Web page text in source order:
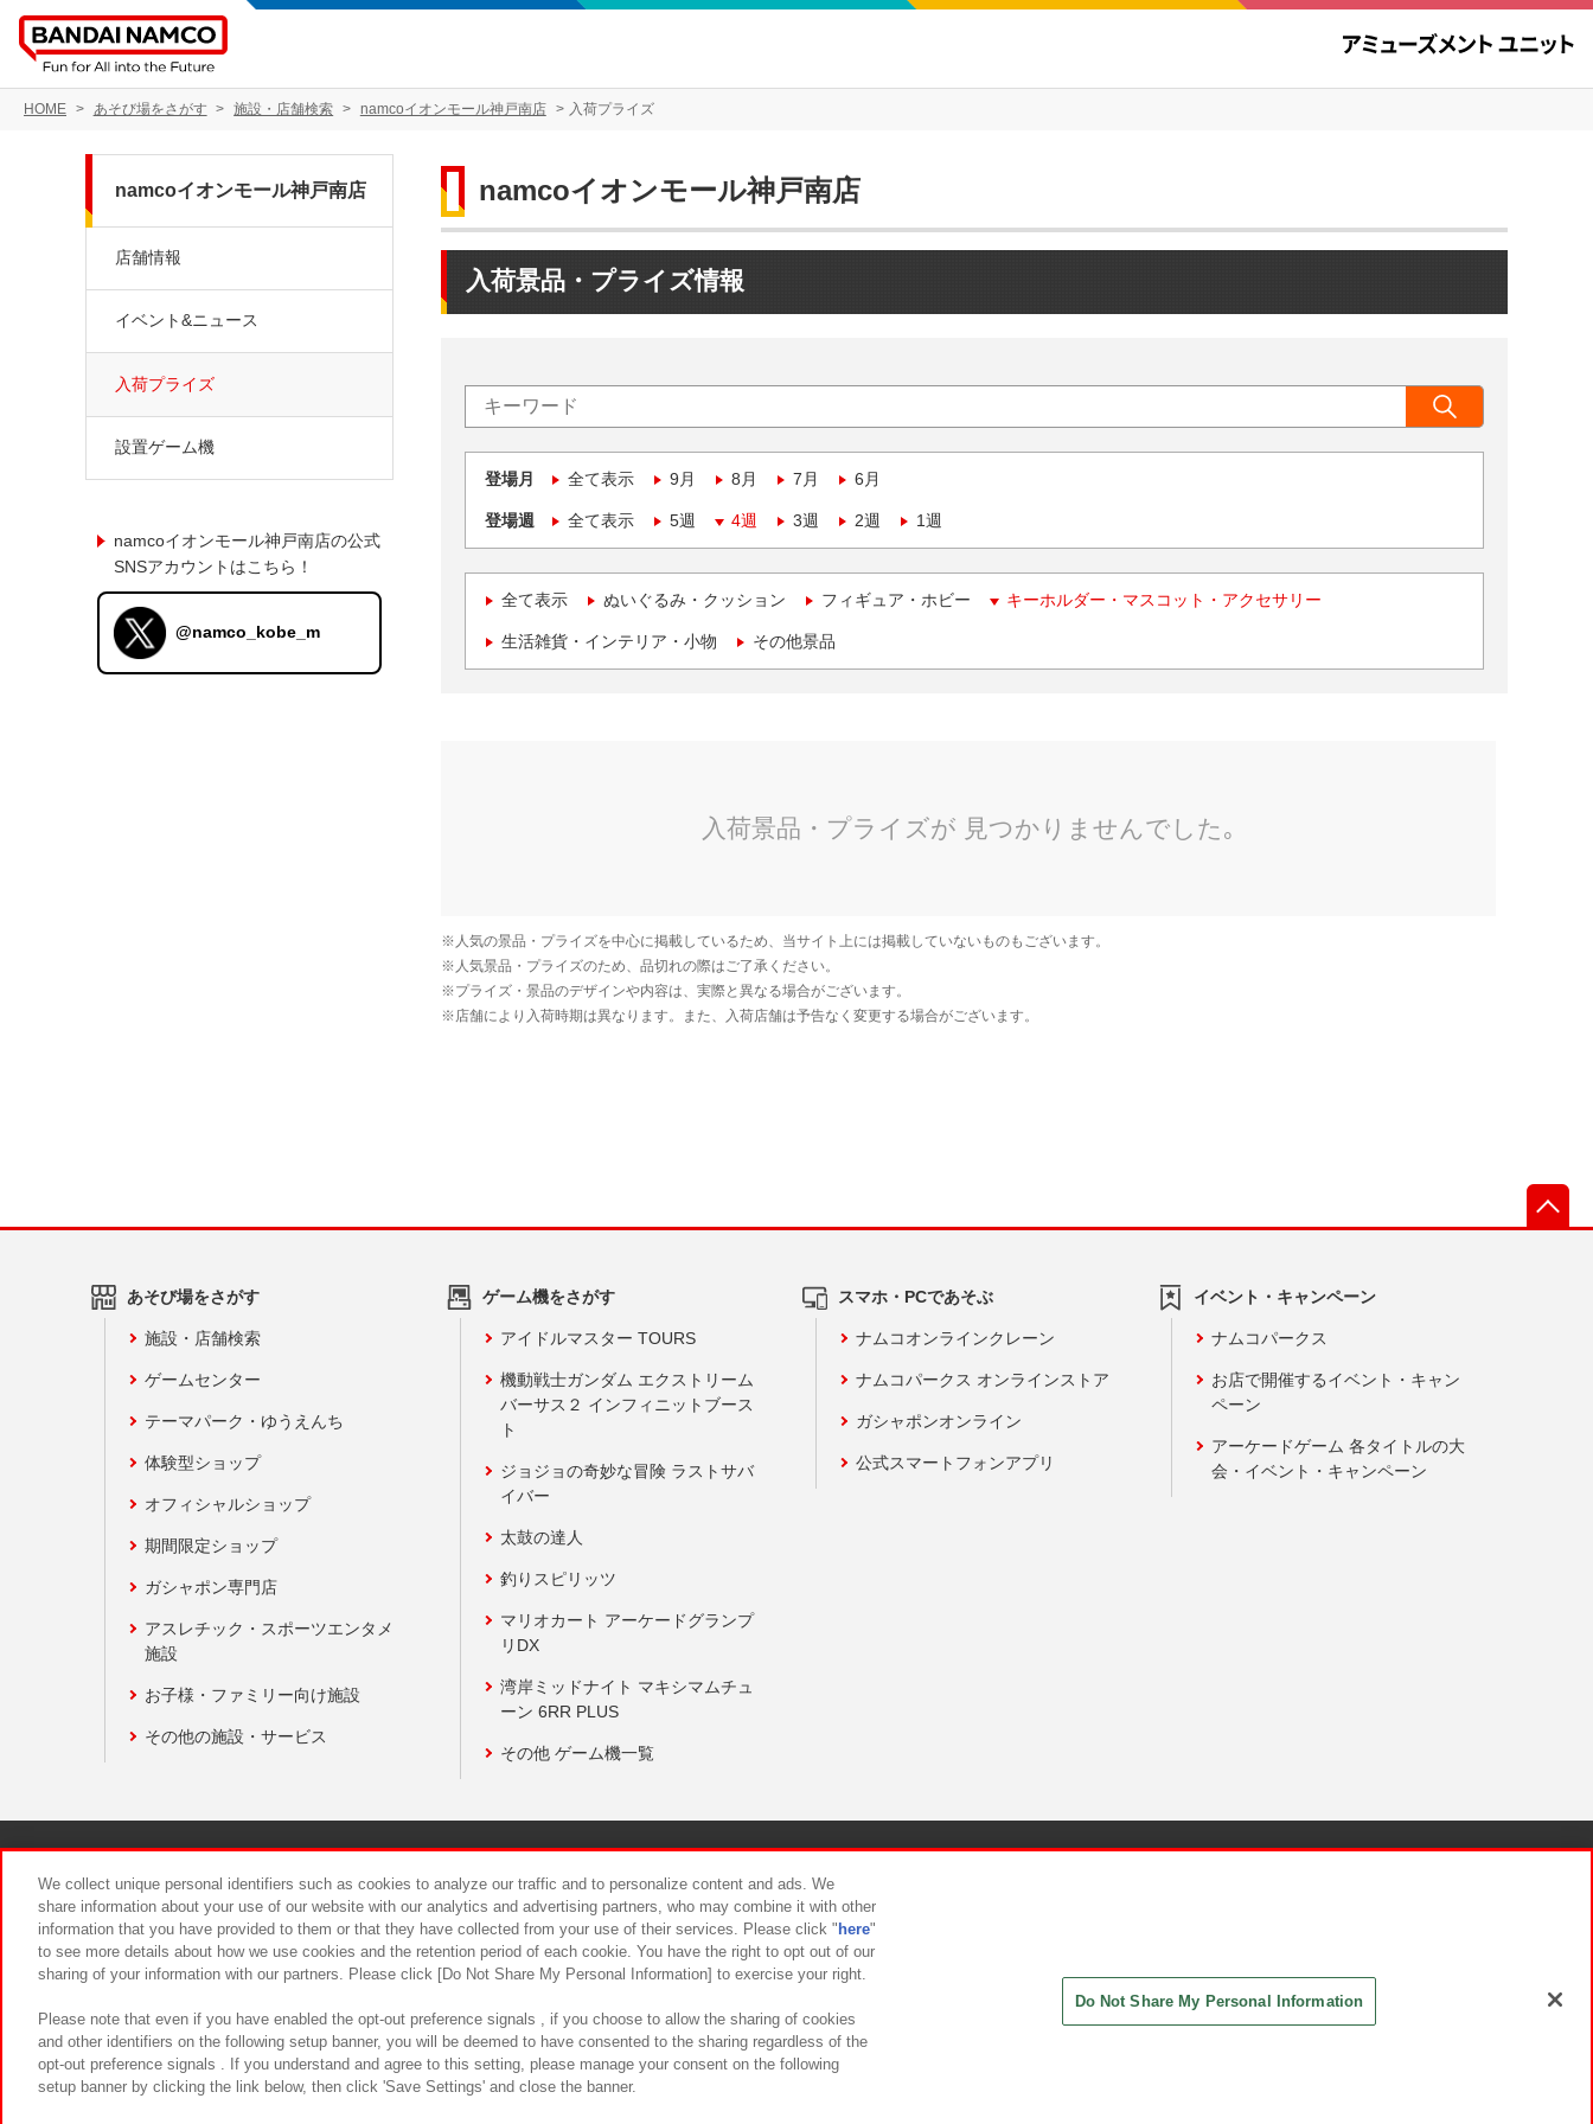
HOME あそび場をさがす 施設・店舗検索 namcoイオンモール神戸南店 入荷プライズ
namcoイオンモール神戸南店
入荷景品・プライズ情報
登場月 全て表示 9月 8月 7月 6月
登場週 全て表示 5週 4週 3週 2週 1週
全て表示 ぬいぐるみ・クッション フィギュア・ホビー キーホルダー・マスコット・アクセサリー
生活雑貨・インテリア・小物 その他景品
namcoイオンモール神戸南店
店舗情報
イベント&ニュース
入荷プライズ
設置ゲーム機
namcoイオンモール神戸南店の公式
SNSアカウントはこちら！
@namco_kobe_m
あそび場をさがす
施設・店舗検索
ゲームセンター
テーマパーク・ゆうえんち
体験型ショップ
オフィシャルショップ
期間限定ショップ
ガシャポン専門店
アスレチック・スポーツエンタメ
施設
お子様・ファミリー向け施設
その他の施設・サービス
ゲーム機をさがす
アイドルマスター TOURS
機動戦士ガンダム エクストリーム
バーサス２ インフィニットブース
ト
ジョジョの奇妙な冒険 ラストサバ
イバー
太鼓の達人
釣りスピリッツ
マリオカート アーケードグランプ
リDX
湾岸ミッドナイト マキシマムチュ
ーン 6RR PLUS
その他 ゲーム機一覧
スマホ・PCであそぶ
ナムコオンラインクレーン
ナムコパークス オンラインストア
ガシャポンオンライン
公式スマートフォンアプリ
イベント・キャンペーン
ナムコパークス
お店で開催するイベント・キャン
ペーン
アーケードゲーム 各タイトルの大
会・イベント・キャンペーン
食品のご提供について カスタマーハラスメント対応方針
We collect unique personal identifiers such as cookies to analyze our traffic and to personalize content and ads. We
share information about your use of our website with our analytics and advertising partners, who may combine it with other
information that you have provided to them or that they have collected from your use of their services. Please click " here"
to see more details about how we use cookies and the retention period of each cookie. You have the right to opt out of our
sharing of your information with our partners. Please click [Do Not Share My Personal Information] to exercise your right.
Please note that even if you have enabled the opt-out preference signals , if you choose to allow the sharing of cookies
and other identifiers on the following setup banner, you will be deemed to have consented to the sharing regardless of the
opt-out preference signals . If you understand and agree to this setting, please manage your consent on the following
setup banner by clicking the link below, then click 'Save Settings' and close the banner.
Do Not Share My Personal Information